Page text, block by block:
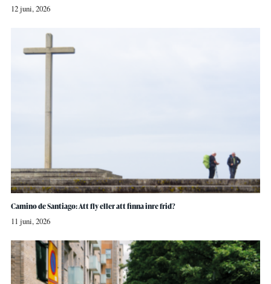
12 juni, 2026
Camino de Santiago: Att fly eller att finna inre frid?
11 juni, 2026